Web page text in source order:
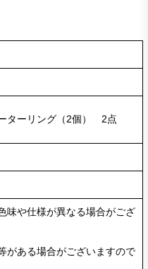
ターリング（2個） 2点
味や仕様が異なる場合がござ
がある場合がございますので